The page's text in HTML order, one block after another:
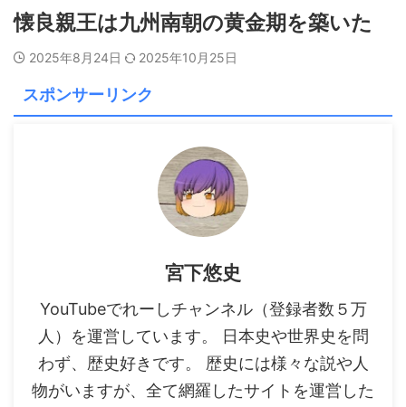
懐良親王は九州南朝の黄金期を築いた
2025年8月24日 2025年10月25日
スポンサーリンク
宮下悠史
YouTubeでれーしチャンネル（登録者数５万
人）を運営しています。 日本史や世界史を問
わず、歴史好きです。 歴史には様々な説や人
物がいますが、全て網羅したサイトを運営した